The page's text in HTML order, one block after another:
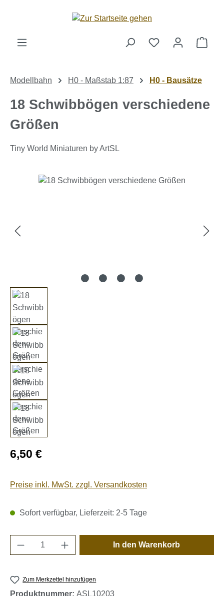
Zum Hauptinhalt springen
Modellbahn H0 - Maßstab 1:87 H0 - Bausätze
18 Schwibbögen verschiedene
Größen
Tiny World Miniaturen by ArtSL
Bildergalerie überspringen
Regulärer Preis:
6,50 €
Preise inkl. MwSt. zzgl. Versandkosten
Sofort verfügbar, Lieferzeit: 2-5 Tage
Produkt Anzahl: Gib den gewünschten
In den Warenkorb
Zum Merkzettel hinzufügen
Produktnummer: ASL10203